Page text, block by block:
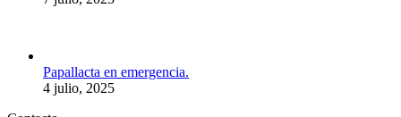
Papallacta en emergencia.
4 julio, 2025